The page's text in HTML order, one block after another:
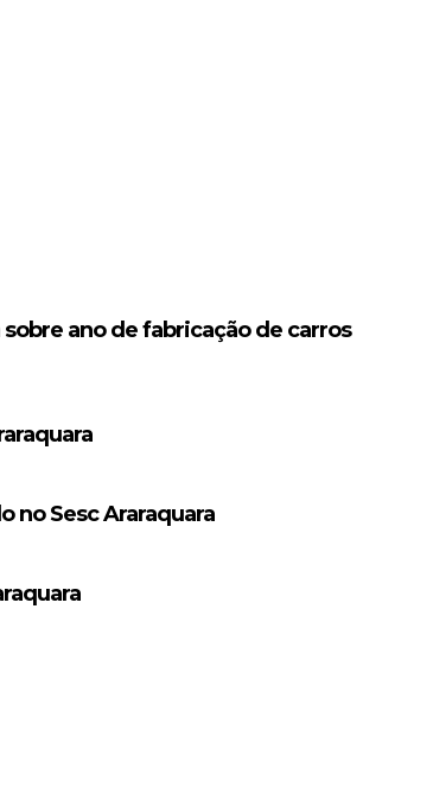
ano de fabricação de carros
no Sesc Araraquara